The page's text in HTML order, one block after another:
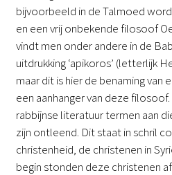
bijvoorbeeld in de Talmoed
en een vrij onbekende filosoof
vindt men onder andere in de
uitdrukking ‘apikoros’ (letterlijk
maar dit is hier de benaming
een aanhanger van deze
rabbijnse literatuur termen aan
zijn ontleend. Dit staat in schril
christenheid, de christenen in
begin stonden deze christenen